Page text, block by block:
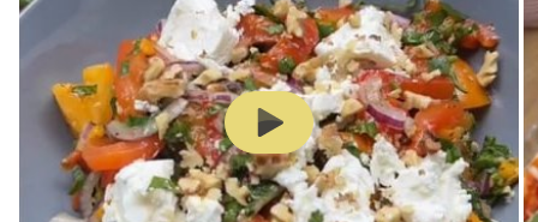
Play